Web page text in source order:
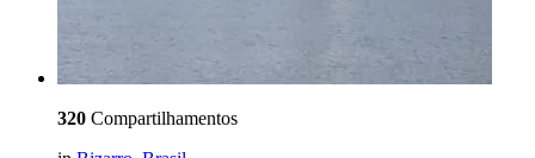
320 Compartilhamentos